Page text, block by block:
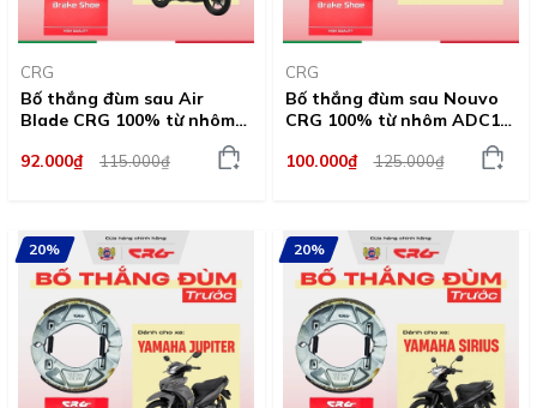
CRG
Bố thắng đùm sau Air
Blade CRG 100% từ nhôm
ADC12 tăng ma sát chất
lượng vượt trội
92.000₫ 115.000₫
CRG
Bố thắng đùm sau Nouvo
CRG 100% từ nhôm ADC12
vượt trội
100.000₫ 125.000₫
20% 20%